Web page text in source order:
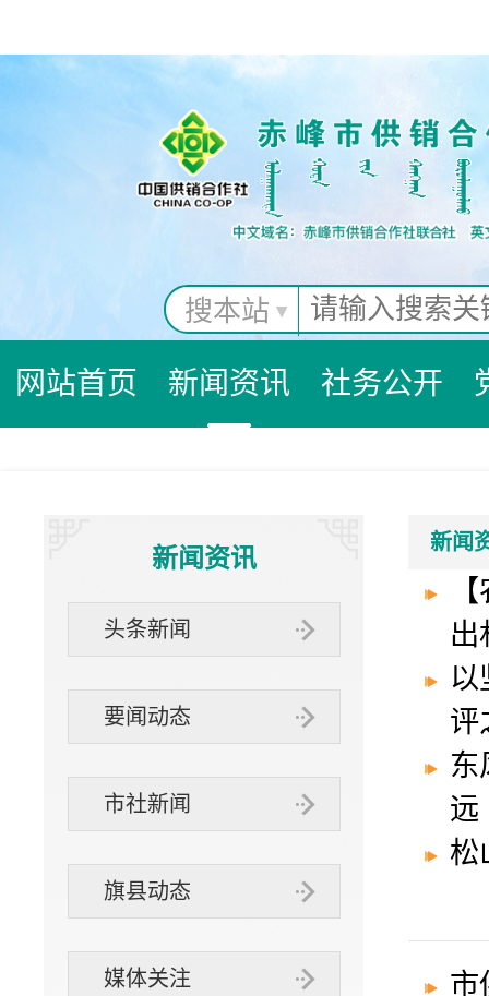
搜本站
网站首页 新闻资讯 社务公开
组织
互动交流
新闻资讯
头条新闻
要闻动态
市社新闻
旗县动态
媒体关注
新闻
出
评
东
远
松
市